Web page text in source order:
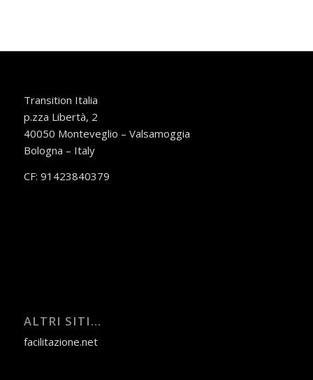
Transition Italia
p.zza Libertà, 2
40050 Monteveglio – Valsamoggia
Bologna – Italy
CF: 91423840379
ALTRI SITI…
facilitazione.net